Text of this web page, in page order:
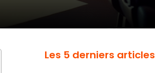
Les 5 derniers articles